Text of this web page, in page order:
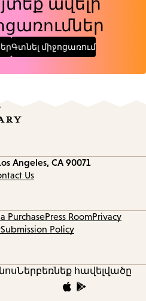
ավելի
Գտնել միջոցառում
Angeles, CA 90071
Us
PurchasePress RoomPrivacy
Submission Policy
Ներբեռնեք հավելվածը